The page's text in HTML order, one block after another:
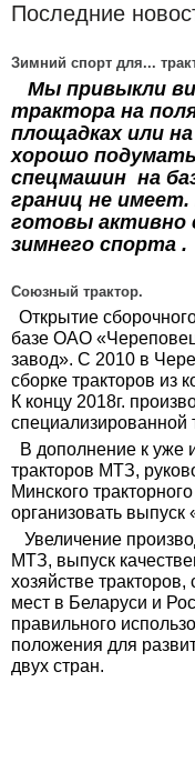
Последние
Зимний спорт для...
Мы привыкли
трактора на
площадках или
хорошо
спецмашин на
границ не
готовы активно
зимнего спорта .
Союзный трактор.
Открытие
базе ОАО
завод». С 2010 в
сборке тракторов
К концу 2018г.
специализированной
В дополнение к уже
тракторов МТЗ,
Минского
организовать выпуск
Увеличение
МТЗ, выпуск
хозяйстве
мест в Беларуси и
правильного
положения для
двух стран.